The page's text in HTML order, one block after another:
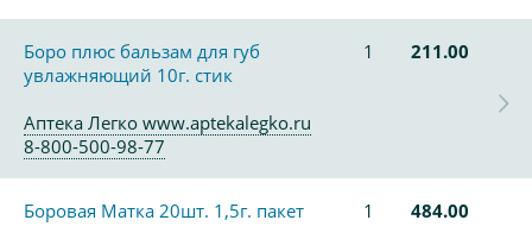
Боро плюс бальзам для губ
увлажняющий 10г. стик
1 211.00
Аптека Легко www.aptekalegko.ru
8-800-500-98-77
Боровая Матка 20шт. 1,5г. пакет 1
484.00